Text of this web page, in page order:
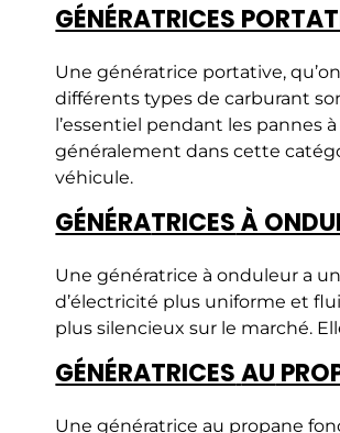
GÉNÉRATRICES
Une génératrice portative,
différents types de carburant
l’essentiel pendant les pannes
généralement dans cette
véhicule.
GÉNÉRATRICESÀ
Une génératrice à onduleur a
d’électricité plus uniforme et
plus silencieux sur le marché.
GÉNÉRATRICES AU
Une génératrice au propane